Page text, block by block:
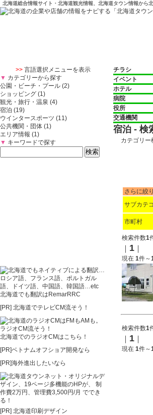
北海道総合情報サイト・北海道観光情報、北海道タウン情報から
>>言語選択メニューを表示
▼ カテゴリーから探す
公園・ビーチ・プール (2)
ショッピング (1)
観光・旅行・温泉 (4)
宿泊 (19)
ウインタースポーツ (11)
公共機関・団体 (1)
エリア情報 (1)
▼ キーワードで探す
北海道でも翻訳はRemarRRC
[PR] 北海道でテレビCM流そう！
北海道でのラジオCMはこちら！
[PR]ベトナムオフショア開発なら
[PR]海外進出したいなら
[PR] 北海道印刷デザイン
チラシ
イベント
ホテル
病院
役所
交通機関
宿泊 - 検
カテゴリ
さらに絞
サブカテ
市町村
検索件数1
｜ 1 ｜
現在 1件～
検索件数1
｜ 1 ｜
現在 1件～